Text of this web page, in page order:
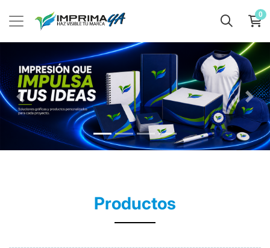
0
Productos